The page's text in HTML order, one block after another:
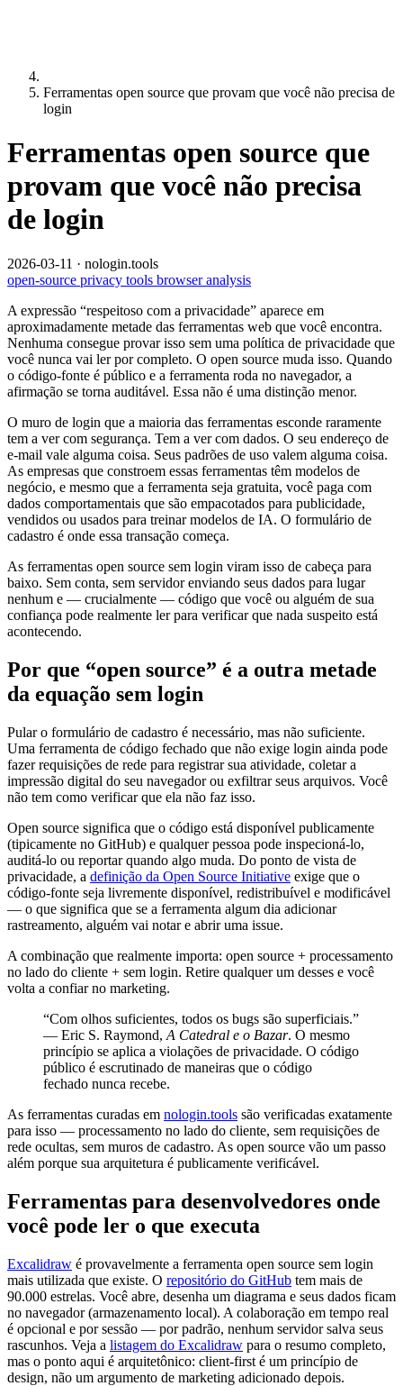
Ferramentas open source que provam que você não precisa de
login
Ferramentas open source que
provam que você não precisa
de login
2026-03-11 · nologin.tools
open-source privacy tools browseranalysis
A expressão “respeitoso com a privacidade” aparece em
aproximadamente metade das ferramentas web que você encontra.
Nenhuma consegue provar isso sem uma política de privacidade que
você nunca vai ler por completo. O open source muda isso. Quando
o código-fonte é público e a ferramenta roda no navegador, a
afirmação se torna auditável. Essa não é uma distinção menor.
O muro de login que a maioria das ferramentas esconde raramente
tem a ver com segurança. Tem a ver com dados. O seu endereço de
e-mail vale alguma coisa. Seus padrões de uso valem alguma coisa.
As empresas que constroem essas ferramentas têm modelos de
negócio, e mesmo que a ferramenta seja gratuita, você paga com
dados comportamentais que são empacotados para publicidade,
vendidos ou usados para treinar modelos de IA. O formulário de
cadastro é onde essa transação começa.
As ferramentas open source sem login viram isso de cabeça para
baixo. Sem conta, sem servidor enviando seus dados para lugar
nenhum e — crucialmente — código que você ou alguém de sua
confiança pode realmente ler para verificar que nada suspeito está
acontecendo.
Por que “open source” é a outra metade
da equação sem login
Pular o formulário de cadastro é necessário, mas não suficiente.
Uma ferramenta de código fechado que não exige login ainda pode
fazer requisições de rede para registrar sua atividade, coletar a
impressão digital do seu navegador ou exfiltrar seus arquivos. Você
não tem como verificar que ela não faz isso.
Open source significa que o código está disponível publicamente
(tipicamente no GitHub) e qualquer pessoa pode inspecioná-lo,
auditá-lo ou reportar quando algo muda. Do ponto de vista de
privacidade, a definição da Open Source Initiative exige que o
código-fonte seja livremente disponível, redistribuível e modificável
— o que significa que se a ferramenta algum dia adicionar
rastreamento, alguém vai notar e abrir uma issue.
A combinação que realmente importa: open source + processamento
no lado do cliente + sem login. Retire qualquer um desses e você
volta a confiar no marketing.
“Com olhos suficientes, todos os bugs são superficiais.”
— Eric S. Raymond, A Catedral e o Bazar. O mesmo
princípio se aplica a violações de privacidade. O código
público é escrutinado de maneiras que o código
fechado nunca recebe.
As ferramentas curadas em nologin.tools são verificadas exatamente
para isso — processamento no lado do cliente, sem requisições de
rede ocultas, sem muros de cadastro. As open source vão um passo
além porque sua arquitetura é publicamente verificável.
Ferramentas para desenvolvedores onde
você pode ler o que executa
Excalidraw é provavelmente a ferramenta open source sem login
mais utilizada que existe. O repositório do GitHub tem mais de
90.000 estrelas. Você abre, desenha um diagrama e seus dados ficam
no navegador (armazenamento local). A colaboração em tempo real
é opcional e por sessão — por padrão, nenhum servidor salva seus
rascunhos. Veja a listagem do Excalidraw para o resumo completo,
mas o ponto aqui é arquitetônico: client-first é um princípio de
design, não um argumento de marketing adicionado depois.